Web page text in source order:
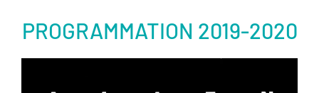
PROGRAMMATION 2019-2020